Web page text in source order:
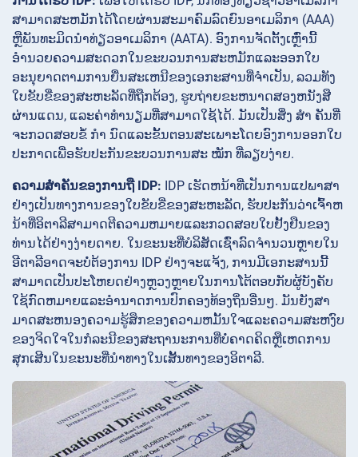
ສາມາດສະຫມັກໄດ້ໂດຍຜ່ານສະມາຄົມລົດຍົນອາເມລິກາ (AAA)
ຫຼືພັນທະມິດນໍາທ່ຽວອາເມລິກາ (AATA). ອົງການຈັດຕັ້ງເຫຼົ່ານີ້
ອໍານວຍຄວາມສະດວກໃນຂະບວນການສະຫມັກແລະອອກໃບ
ອະນຸຍາດຕາມການຍື່ນສະເຫນີຂອງເອກະສານທີ່ຈໍາເປັນ, ລວມທັງ
ໃບຂັບຂີ່ຂອງສະຫະລັດທີ່ຖືກຕ້ອງ, ຮູບຖ່າຍຂະຫນາດສອງຫນັງສື
ຜ່ານແດນ, ແລະຄ່າທໍານຽມທີ່ສາມາດໃຊ້ໄດ້. ມັນເປັນສິ່ງ ສຳ ຄັນທີ່
ຈະກວດສອບຂໍ້ ກຳ ນົດແລະຂັ້ນຕອນສະເພາະໂດຍອົງການອອກໃບ
ປະກາດເພື່ອຮັບປະກັນຂະບວນການສະ ໝັກ ທີ່ລຽບງ່າຍ.
ຄວາມສໍາຄັນຂອງການຖື IDP: IDP ເຮັດຫນ້າທີ່ເປັນການແປພາສາ
ຢ່າງເປັນທາງການຂອງໃບຂັບຂີ່ຂອງສະຫະລັດ, ຮັບປະກັນວ່າເຈົ້າຫ
ນ້າທີ່ອິຕາລີສາມາດຕີຄວາມຫມາຍແລະກວດສອບໃບຢັ້ງຢືນຂອງ
ທ່ານໄດ້ຢ່າງງ່າຍດາຍ. ໃນຂະນະທີ່ບໍລິສັດເຊົ່າລົດຈໍານວນຫຼາຍໃນ
ອີຕາລີອາດຈະບໍ່ຕ້ອງການ IDP ຢ່າງຈະແຈ້ງ, ການມີເອກະສານນີ້
ສາມາດເປັນປະໂຫຍດຢ່າງຫຼວງຫຼາຍໃນການໂຕ້ຕອບກັບຜູ້ບັງຄັບ
ໃຊ້ກົດຫມາຍແລະອໍານາດການປົກຄອງທ້ອງຖິ່ນອື່ນໆ. ມັນຍັງສາ
ມາດສະຫນອງຄວາມຮູ້ສຶກຂອງຄວາມຫມັ້ນໃຈແລະຄວາມສະຫງົບ
ຂອງຈິດໃຈໃນກໍລະນີຂອງສະຖານະການທີ່ບໍ່ຄາດຄິດຫຼືເຫດການ
ສຸກເສີນໃນຂະນະທີ່ນໍາທາງໃນເສັ້ນທາງຂອງອິຕາລີ.